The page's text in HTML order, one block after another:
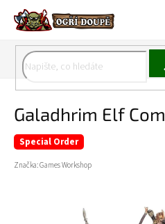
obsah
Galadhrim Elf
Special Order
Značka:Games Workshop